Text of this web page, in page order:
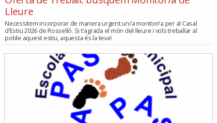
Lleure
Necessitem incorporar de manera urgent un/a monitor/a per al Casal
d’Estiu 2026 de Rosselló. Si t'agrada el món del lleure i vols treballar al
poble aquest estiu, aquesta és la teva!